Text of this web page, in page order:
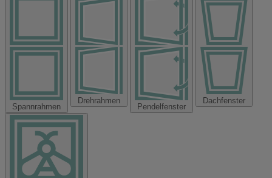
Spannrahmen
Drehrahmen
Pendelfenster
Dachfenster